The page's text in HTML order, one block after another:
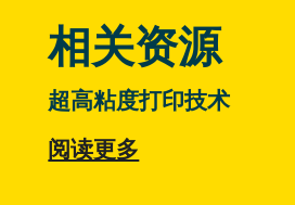
相关资源
超高粘度打印技术
阅读更多